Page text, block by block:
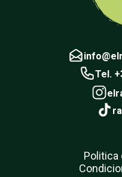
Tel.
Politica